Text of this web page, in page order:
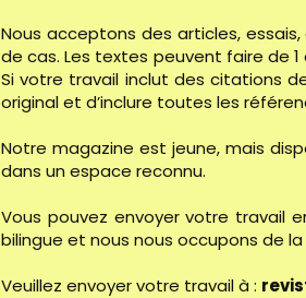
Nous acceptons des articles,
de cas.Les textes peuvent faire de
Si votre travail inclut des citations
original et d’inclure toutes les
Notre magazine est jeune, mais
dans un espace reconnu.
Vous pouvez envoyer votre travail
bilingue et nous nous occupons de
Veuillez envoyer votre travail à :